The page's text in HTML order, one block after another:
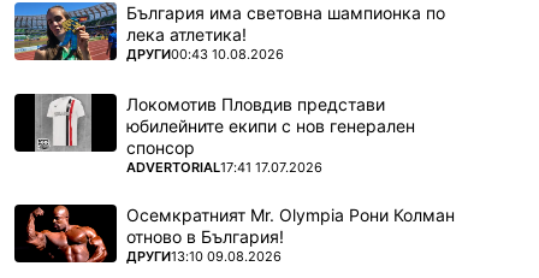
България има световна шампионка по
лека атлетика!
ПОВЕЧЕ ОТ
ДРУГИ00:43 10.08.2026
Локомотив Пловдив представи
юбилейните екипи с нов генерален
спонсор
ПОВЕЧЕ ОТ
ADVERTORIAL17:41 17.07.2026
Осемкратният Mr. Olympia Рони Колман
отново в България!
ПОВЕЧЕ ОТ
ДРУГИ13:10 09.08.2026